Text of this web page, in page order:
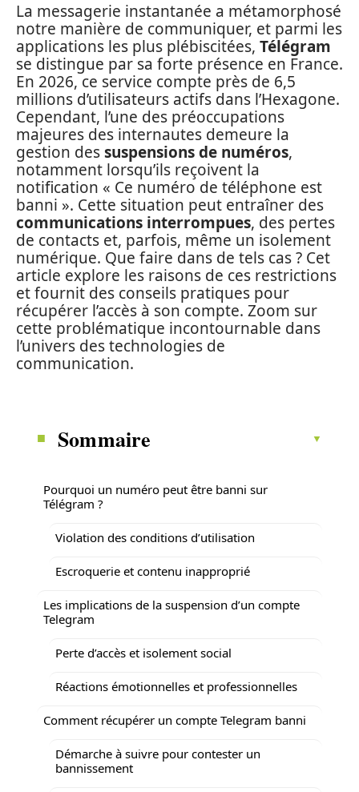
La messagerie instantanée a métamorphosé
notre manière de communiquer, et parmi les
applications les plus plébiscitées, Télégram
se distingue par sa forte présence en France.
En 2026, ce service compte près de 6,5
millions d’utilisateurs actifs dans l’Hexagone.
Cependant, l’une des préoccupations
majeures des internautes demeure la
gestion dessuspensions de numéros,
notamment lorsqu’ils reçoivent la
notification « Ce numéro de téléphone est
banni ». Cette situation peut entraîner des
communications interrompues, des pertes
de contacts et, parfois, même un isolement
numérique. Que faire dans de tels cas ? Cet
article explore les raisons de ces restrictions
et fournit des conseils pratiques pour
récupérer l’accès à son compte. Zoom sur
cette problématique incontournable dans
l’univers des technologies de
communication.
Sommaire
Pourquoi un numéro peut être banni sur
Télégram ?
Violation des conditions d’utilisation
Escroquerie et contenu inapproprié
Les implications de la suspension d’un compte
Telegram
Perte d’accès et isolement social
Réactions émotionnelles et professionnelles
Comment récupérer un compte Telegram banni
Démarche à suivre pour contester un
bannissement